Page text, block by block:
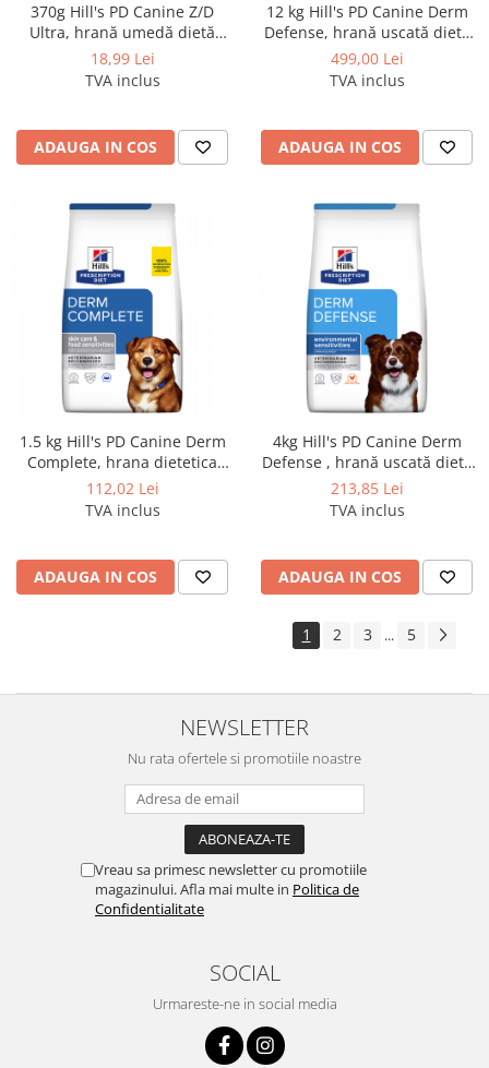
370g Hill's PD Canine Z/D
Ultra, hrană umedă dietă
veterinară pentru câini cu
probleme dermatologice
18,99 Lei
TVA inclus
ADAUGA IN COS
12 kg Hill's PD Canine Derm
Defense, hrană uscată dietă
veterinară pentru câini cu
probleme dermatologice
499,00 Lei
TVA inclus
ADAUGA IN COS
1.5 kg Hill's PD Canine Derm
Complete, hrana dietetica
pentru caini cu probleme
dermatologice
112,02 Lei
TVA inclus
ADAUGA IN COS
4kg Hill's PD Canine Derm
Defense , hrană uscată dietă
veterinară pentru câini cu
probleme dermatologice
213,85 Lei
TVA inclus
ADAUGA IN COS
1 2 3 ... 5
NEWSLETTER
Nu rata ofertele si promotiile noastre
Vreau sa primesc newsletter cu promotiile
magazinului. Afla mai multe in Politica de
Confidentialitate
SOCIAL
Urmareste-ne in social media